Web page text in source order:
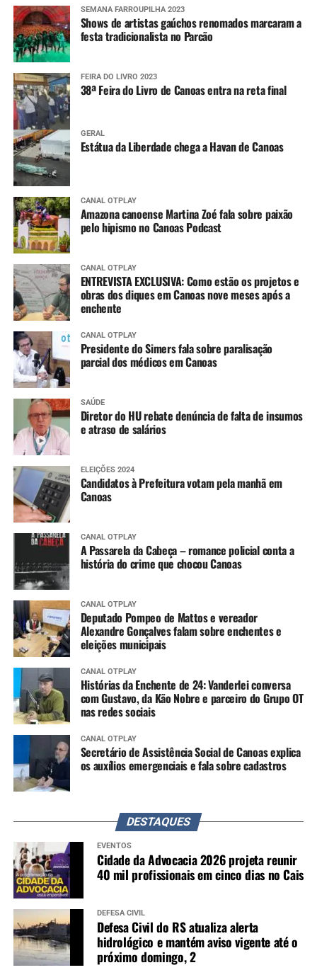
SEMANA FARROUPILHA 2023
Shows de artistas gaúchos renomados marcaram a
festa tradicionalista no Parcão
FEIRA DO LIVRO 2023
38ª Feira do Livro de Canoas entra na reta final
GERAL
Estátua da Liberdade chega a Havan de Canoas
CANAL OTPLAY
Amazona canoense Martina Zoé fala sobre paixão
pelo hipismo no Canoas Podcast
CANAL OTPLAY
ENTREVISTA EXCLUSIVA: Como estão os projetos e
obras dos diques em Canoas nove meses após a
enchente
CANAL OTPLAY
Presidente do Simers fala sobre paralisação
parcial dos médicos em Canoas
SAÚDE
Diretor do HU rebate denúncia de falta de insumos
e atraso de salários
ELEIÇÕES 2024
Candidatos à Prefeitura votam pela manhã em
Canoas
CANAL OTPLAY
A Passarela da Cabeça – romance policial conta a
história do crime que chocou Canoas
CANAL OTPLAY
Deputado Pompeo de Mattos e vereador
Alexandre Gonçalves falam sobre enchentes e
eleições municipais
CANAL OTPLAY
Histórias da Enchente de 24: Vanderlei conversa
com Gustavo, da Kão Nobre e parceiro do Grupo OT
nas redes sociais
CANAL OTPLAY
Secretário de Assistência Social de Canoas explica
os auxílios emergenciais e fala sobre cadastros
DESTAQUES
EVENTOS
Cidade da Advocacia 2026 projeta reunir
40 mil profissionais em cinco dias no Cais
DEFESA CIVIL
Defesa Civil do RS atualiza alerta
hidrológico e mantém aviso vigente até o
próximo domingo, 2